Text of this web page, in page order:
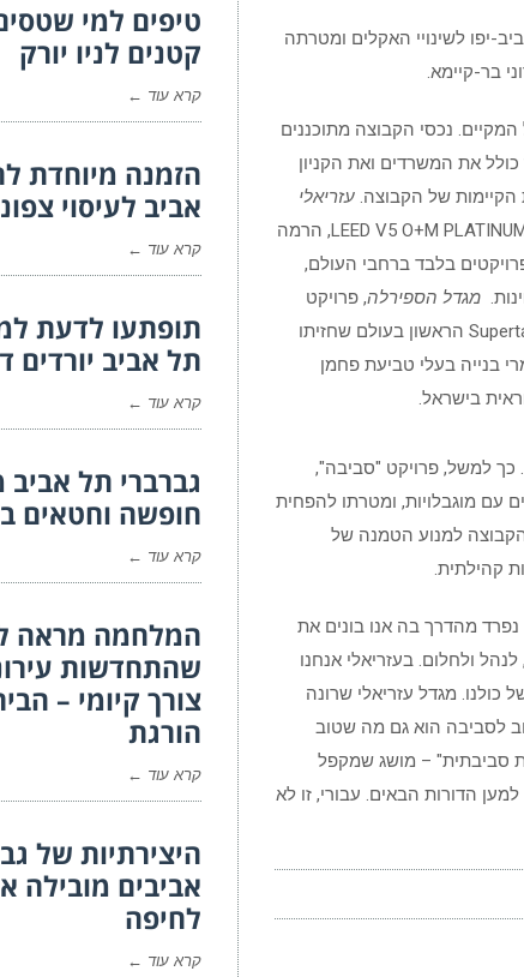
יפו לשינויי האקלים ומטרתה
בר-קיימא.
נכסי הקבוצה מתוכננים
את המשרדים ואת הקניון
עזריאלי
הוא המגדל הראשון והיחיד במזרח התיכון וצפון אפריקה שקיבל את הסמכת LEED V5 O+M PLATINUM, הרמה
ביותר בעולם לבנייה ותפעול ירוק – הישג המציב אותו בשורה אחת עם 11 פרויקטים בלבד ברחבי העולם,
מגדל הספירלה, פרויקט
הדגל הנבנה בימים אלה, ממשיך את אותה תפיסה, ועם השלמתו יהיה ה-Supertall Building הראשון בעולם שחזיתו
40 מיליון שקל בבחירת חומרי בנייה בעלי טביעת פחמן
כך למשל, פרויקט "סביבה",
עם מוגבלויות, ומטרתו להפחית
רק בשנת 2024 לבדה, הצליחה הקבוצה למנוע הטמנה של
נפרד מהדרך בה אנו בונים את
ולחלום. בעזריאלי אנחנו
מגדל עזריאלי שרונה
לסביבה הוא גם מה שטוב
סביבתית" – מושג שמקפל
הדורות הבאים. עבורי, זו לא
טיפים למי
קטנים לניו יורק
קרא עוד ←
הזמנה מיוחדת
אביב לעיסוי
קרא עוד ←
תופתעו לדעת
תל אביב יורדים
קרא עוד ←
גברברי תל
חופשה וחטאים
קרא עוד ←
המלחמה מראה
שהתחדשות
צורך קיומי –
הורגת
קרא עוד ←
היצירתיות של
אביבים מובילה
לחיפה
קרא עוד ←